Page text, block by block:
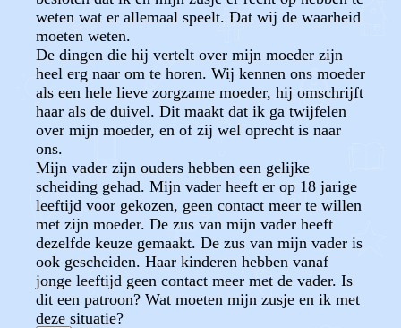
weten wat er allemaal speelt. Dat wij de waarheid
moeten weten.
De dingen die hij vertelt over mijn moeder zijn
heel erg naar om te horen. Wij kennen ons moeder
als een hele lieve zorgzame moeder, hij omschrijft
haar als de duivel. Dit maakt dat ik ga twijfelen
over mijn moeder, en of zij wel oprecht is naar
ons.
Mijn vader zijn ouders hebben een gelijke
scheiding gehad. Mijn vader heeft er op 18 jarige
leeftijd voor gekozen, geen contact meer te willen
met zijn moeder. De zus van mijn vader heeft
dezelfde keuze gemaakt. De zus van mijn vader is
ook gescheiden. Haar kinderen hebben vanaf
jonge leeftijd geen contact meer met de vader. Is
dit een patroon? Wat moeten mijn zusje en ik met
deze situatie?